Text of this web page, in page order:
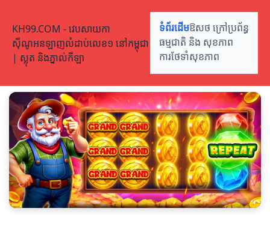
KH99.COM - វេបសាយកា
ស៊ីណូអនឡាញលំដាប់លេខ១ នៅកម្ពុជា
| ស្លុត និងភ្នាល់កីឡា
ទំព័រដើមឱសថ ក្រៅប្រព័ន្ធ
ធម្មជាតិ និង សុខភាព
ការថែទាំសុខភាព